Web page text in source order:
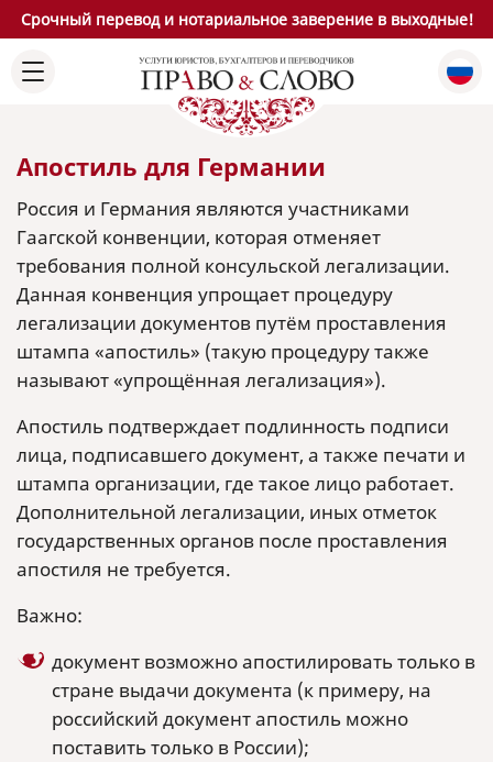
Срочный перевод и нотариальное заверение в выходные!
Апостиль для Германии
Россия и Германия являются участниками
Гаагской конвенции, которая отменяет
требования полной консульской легализации.
Данная конвенция упрощает процедуру
легализации документов путём проставления
штампа «апостиль» (такую процедуру также
называют «упрощённая легализация»).
Апостиль подтверждает подлинность подписи
лица, подписавшего документ, а также печати и
штампа организации, где такое лицо работает.
Дополнительной легализации, иных отметок
государственных органов после проставления
апостиля не требуется.
Важно:
документ возможно апостилировать только в
стране выдачи документа (к примеру, на
российский документ апостиль можно
поставить только в России);